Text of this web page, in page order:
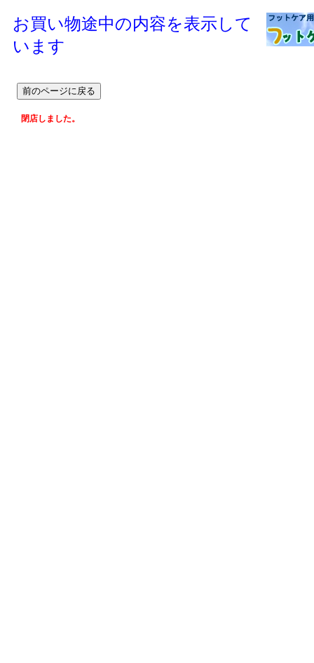
お買い物途中の内容を表示して
います
閉店しました。